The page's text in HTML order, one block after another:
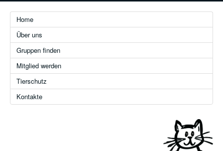
Home
Über uns
Gruppen finden
Mitglied werden
Tierschutz
Kontakte